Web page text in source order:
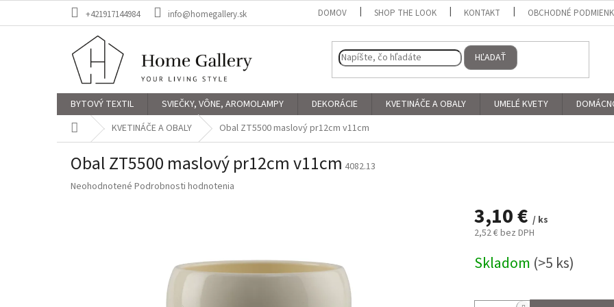
+421917144984 info@homegallery.sk DOMOV SHOP THE LOOK KONTAKT OBCHODNÉ
HĽADAŤ
BYTOVÝ TEXTIL SVIEČKY, VÔNE, AROMOLAMPY DEKORÁCIE KVETINÁČE A OBALY UMELÉ KVETY
DomovKVETINÁČE A OBALY Obal ZT5500 maslový pr12cm v11cm
Obal ZT5500 maslový pr12cm v11cm 4082.13
Priemerné
Neohodnotené Podrobnosti hodnotenia
3,10 € / ks
2,52 € bez DPH
cena:
Skladom (>5 ks)